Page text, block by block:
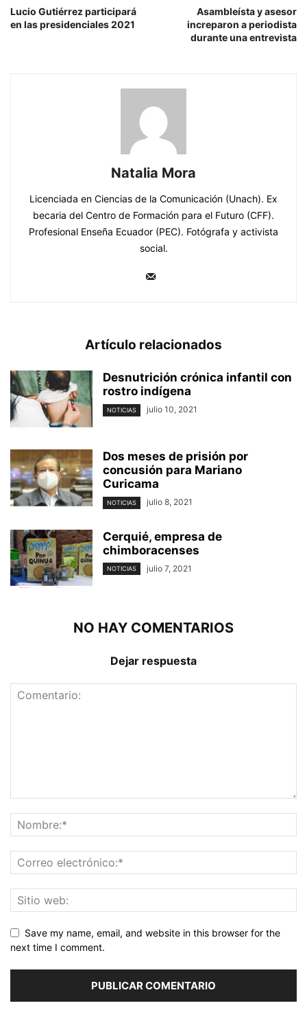
Lucio Gutiérrez participará
en las presidenciales 2021
Asambleísta y asesor
increparon a periodista
durante una entrevista
Natalia Mora
Licenciada en Ciencias de la Comunicación (Unach). Ex
becaria del Centro de Formación para el Futuro (CFF).
Profesional Enseña Ecuador (PEC). Fotógrafa y activista
social.
Artículo relacionados
Desnutrición crónica infantil con
rostro indígena
NOTICIAS julio 10, 2021
Dos meses de prisión por
concusión para Mariano
Curicama
NOTICIAS julio 8, 2021
Cerquié, empresa de
chimboracenses
NOTICIAS julio 7, 2021
NO HAY COMENTARIOS
Dejar respuesta
Save my name, email, and website in this browser for the
next time I comment.